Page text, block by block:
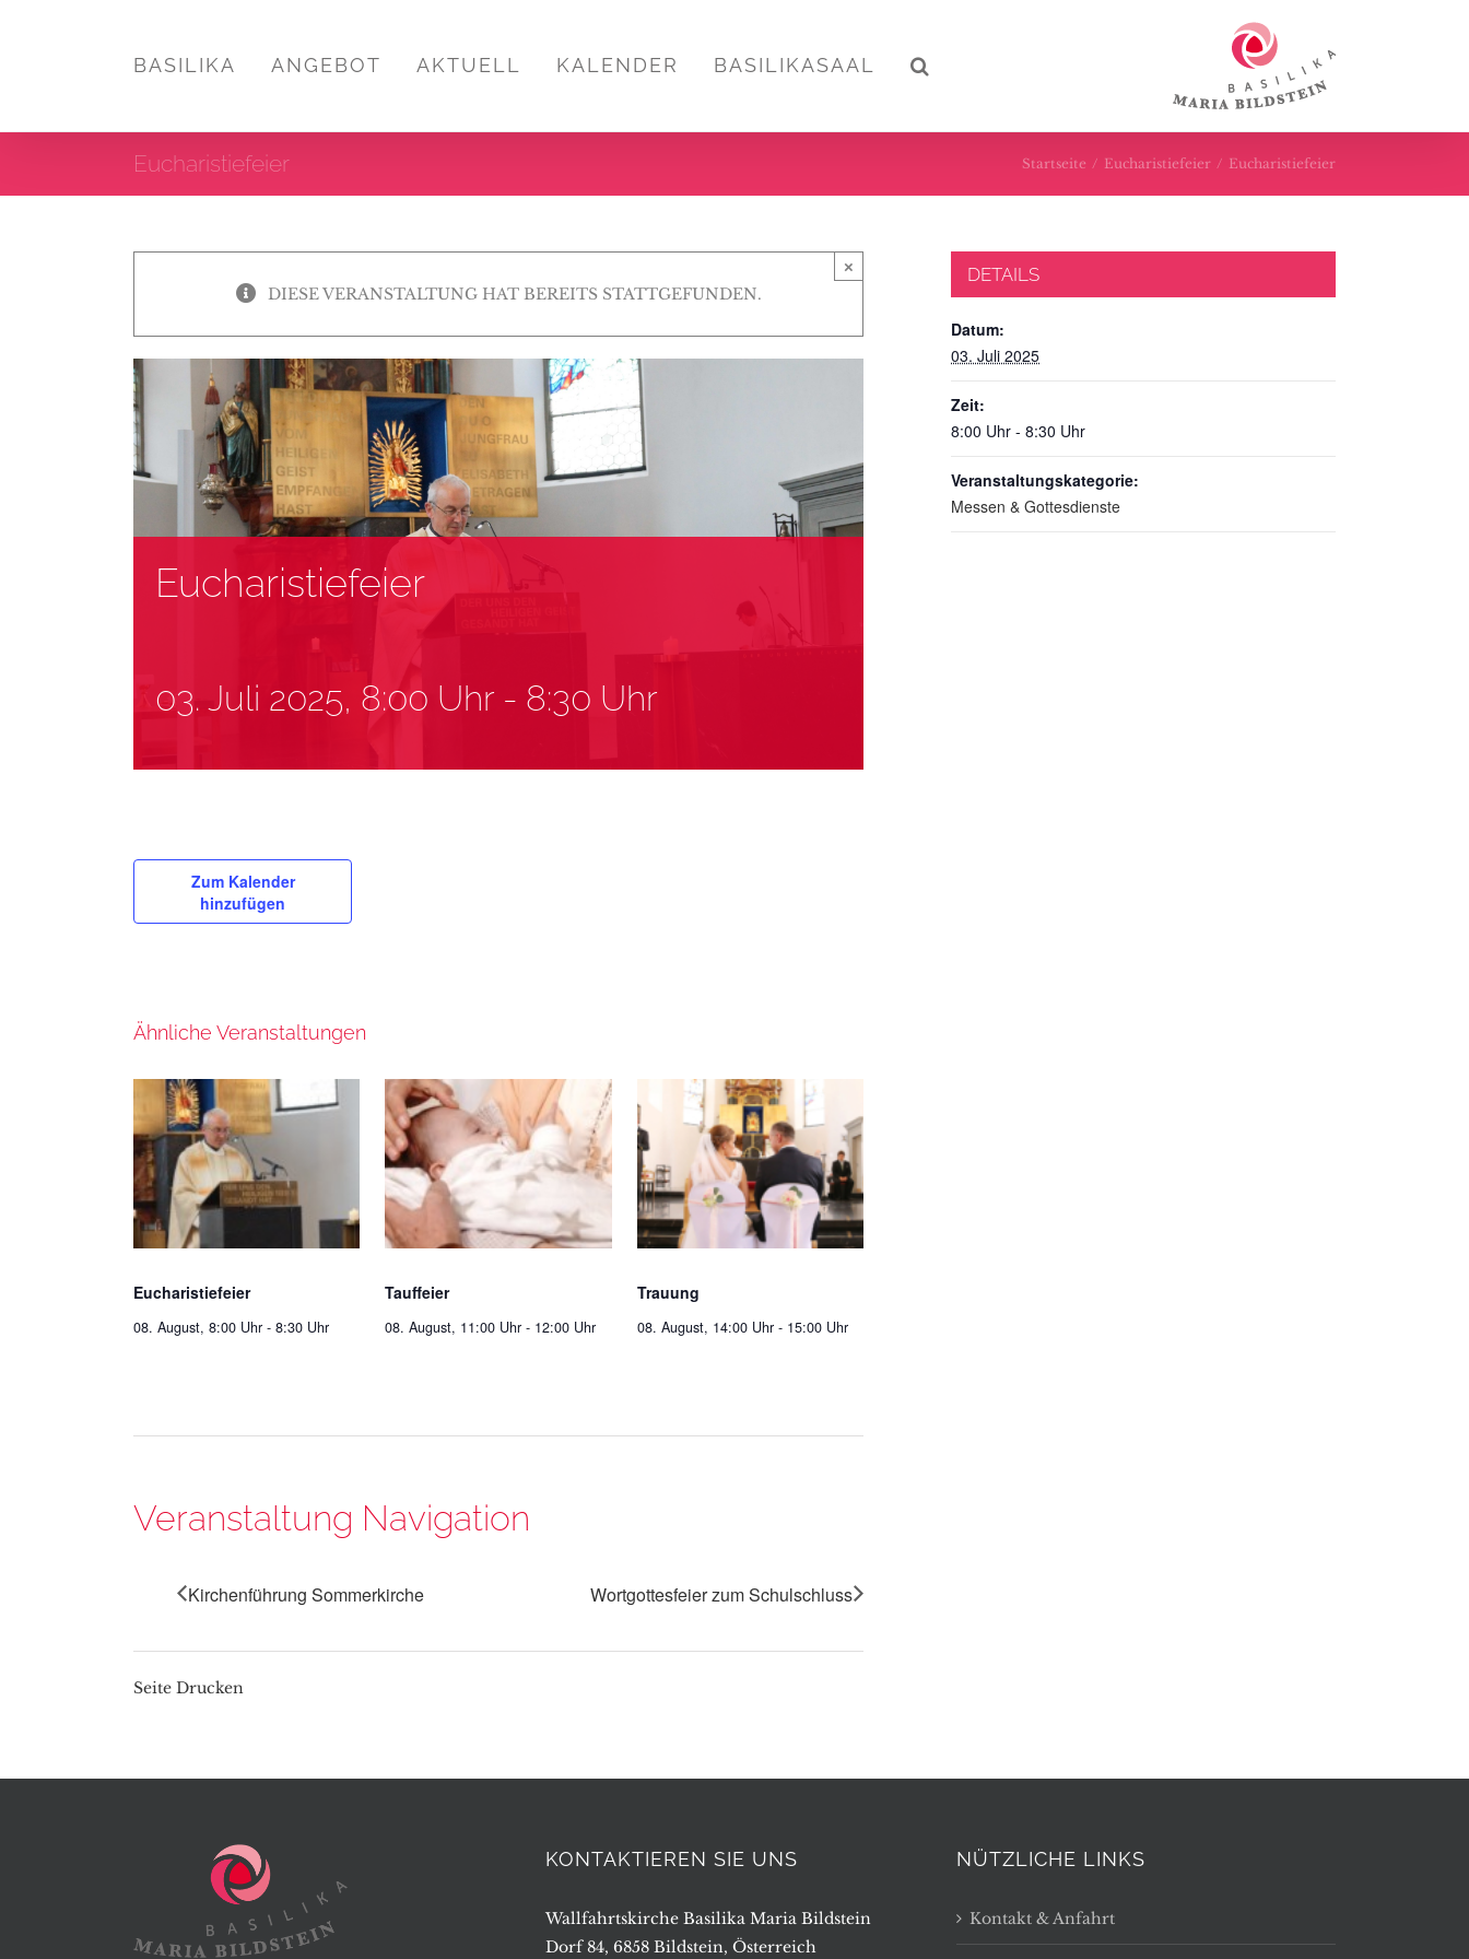
BASILIKA ANGEBOT AKTUELL KALENDER BASILIKASAAL
Eucharistiefeier Startseite / Eucharistiefeier / Eucharistiefeier
×
DIESE VERANSTALTUNG HAT BEREITS STATTGEFUNDEN.
Eucharistiefeier
03. Juli 2025, 8:00 Uhr - 8:30 Uhr
Zum Kalender
hinzufügen
Ähnliche Veranstaltungen
Eucharistiefeier
08. August, 8:00 Uhr - 8:30 Uhr
Tauffeier
08. August, 11:00 Uhr - 12:00 Uhr
Trauung
08. August, 14:00 Uhr - 15:00 Uhr
Veranstaltung Navigation
Kirchenführung Sommerkirche Wortgottesfeier zum Schulschluss
Seite Drucken
DETAILS
Datum:
03. Juli 2025
Zeit:
8:00 Uhr - 8:30 Uhr
Veranstaltungskategorie:
Messen & Gottesdienste
KONTAKTIEREN SIE UNS
Wallfahrtskirche Basilika Maria Bildstein
Dorf 84, 6858 Bildstein, Österreich
NÜTZLICHE LINKS
Kontakt & Anfahrt